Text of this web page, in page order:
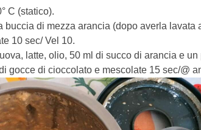
C (statico).
buccia di mezza arancia (dopo averla
10 sec/ Vel 10.
latte, olio, 50 ml di succo di arancia e
gocce di cioccolato e mescolate 15 sec/@